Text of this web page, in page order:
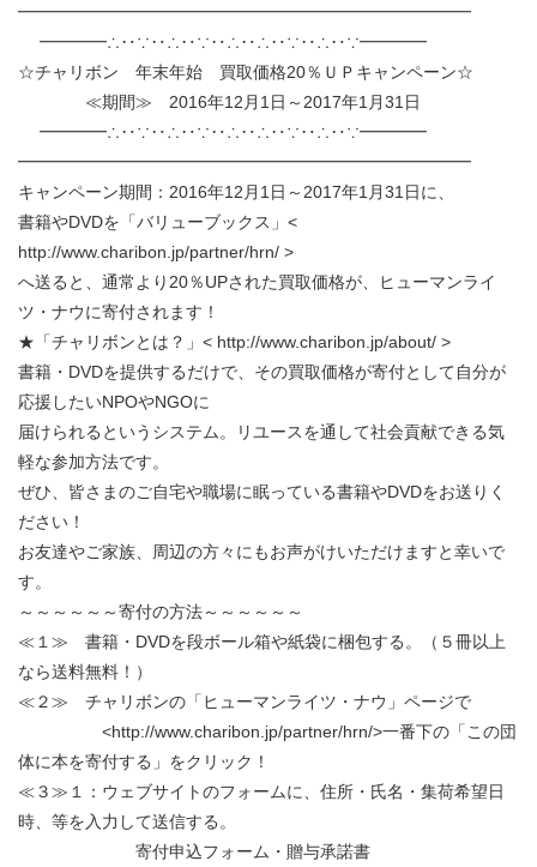
━━━━━━━━━━━━━━━━━━━━━━━━━━━
━━━━∴‥∵‥∴‥∵‥∴‥∴‥∵‥∴‥∵━━━━
☆チャリボン 年末年始 買取価格20％ＵＰキャンペーン☆
≪期間≫ 2016年12月1日～2017年1月31日
━━━━∴‥∵‥∴‥∵‥∴‥∴‥∵‥∴‥∵━━━━
━━━━━━━━━━━━━━━━━━━━━━━━━━━
キャンペーン期間：2016年12月1日～2017年1月31日に、
書籍やDVDを「バリューブックス」<
http://www.charibon.jp/partner/hrn/ >
へ送ると、通常より20％UPされた買取価格が、ヒューマンライ
ツ・ナウに寄付されます！
★「チャリボンとは？」< http://www.charibon.jp/about/ >
書籍・DVDを提供するだけで、その買取価格が寄付として自分が
応援したいNPOやNGOに
届けられるというシステム。リユースを通して社会貢献できる気
軽な参加方法です。
ぜひ、皆さまのご自宅や職場に眠っている書籍やDVDをお送りく
ださい！
お友達やご家族、周辺の方々にもお声がけいただけますと幸いで
す。
～～～～～～寄付の方法～～～～～～
≪１≫ 書籍・DVDを段ボール箱や紙袋に梱包する。（５冊以上
なら送料無料！）
≪２≫ チャリボンの「ヒューマンライツ・ナウ」ページで
<http://www.charibon.jp/partner/hrn/>一番下の「この団
体に本を寄付する」をクリック！
≪３≫１：ウェブサイトのフォームに、住所・氏名・集荷希望日
時、等を入力して送信する。
寄付申込フォーム・贈与承諾書